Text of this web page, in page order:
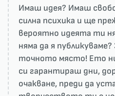
Имаш идея? Имаш
силна психика и ще
вероятно идеята ти
няма да я
точното място! Ето
си гарантираш дни,
очакване, преди да